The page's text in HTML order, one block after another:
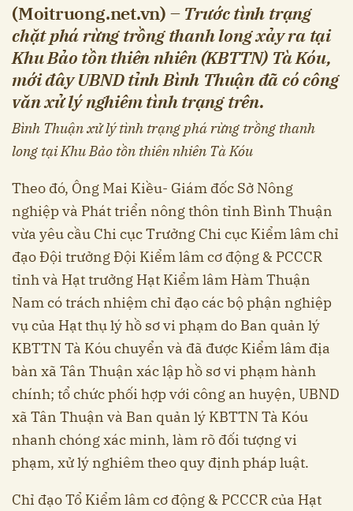
(Moitruong.net.vn) – Trước tình trạng
chặt phá rừng trồng thanh long xảy ra tại
Khu Bảo tồn thiên nhiên (KBTTN) Tà Kóu,
mới đây UBND tỉnh Bình Thuận đã có công
văn xử lý nghiêm tình trạng trên.
Bình Thuận xử lý tình trạng phá rừng trồng thanh
long tại Khu Bảo tồn thiên nhiên Tà Kóu
Theo đó, Ông Mai Kiều- Giám đốc Sở Nông
nghiệp và Phát triển nông thôn tỉnh Bình Thuận
vừa yêu cầu Chi cục Trưởng Chi cục Kiểm lâm chỉ
đạo Đội trưởng Đội Kiểm lâm cơ động & PCCCR
tỉnh và Hạt trưởng Hạt Kiểm lâm Hàm Thuận
Nam có trách nhiệm chỉ đạo các bộ phận nghiệp
vụ của Hạt thụ lý hồ sơ vi phạm do Ban quản lý
KBTTN Tà Kóu chuyển và đã được Kiểm lâm địa
bàn xã Tân Thuận xác lập hồ sơ vi phạm hành
chính; tổ chức phối hợp với công an huyện, UBND
xã Tân Thuận và Ban quản lý KBTTN Tà Kóu
nhanh chóng xác minh, làm rõ đối tượng vi
phạm, xử lý nghiêm theo quy định pháp luật.
Chỉ đạo Tổ Kiểm lâm cơ động & PCCCR của Hạt